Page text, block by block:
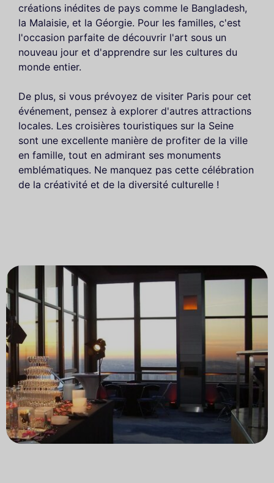
créations inédites de pays comme le Bangladesh,
la Malaisie, et la Géorgie. Pour les familles, c'est
l'occasion parfaite de découvrir l'art sous un
nouveau jour et d'apprendre sur les cultures du
monde entier.
De plus, si vous prévoyez de visiter Paris pour cet
événement, pensez à explorer d'autres attractions
locales. Les croisières touristiques sur la Seine
sont une excellente manière de profiter de la ville
en famille, tout en admirant ses monuments
emblématiques. Ne manquez pas cette célébration
de la créativité et de la diversité culturelle !